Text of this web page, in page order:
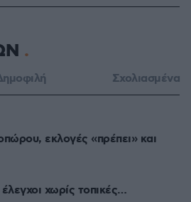
Σχολιασμένα
εκλογές «πρέπει» και
χωρίς τοπικές…